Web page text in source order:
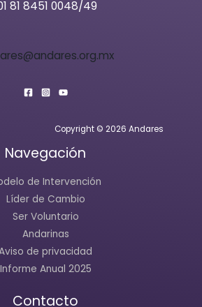
81 8451 0048/49
Copyright © 2026 Andares
Navegación
de Intervención
Líder de Cambio
Ser Voluntario
Andarinas
de privacidad
Informe Anual 2025
Contacto